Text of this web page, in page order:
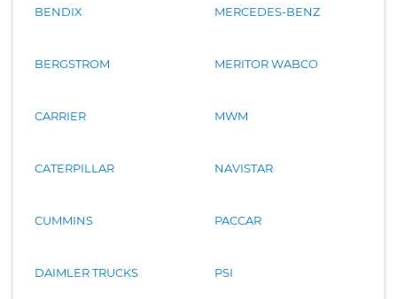
BENDIX
BERGSTROM
CARRIER
CATERPILLAR
CUMMINS
DAIMLER TRUCKS
MERCEDES-BENZ
MERITOR WABCO
MWM
NAVISTAR
PACCAR
PSI